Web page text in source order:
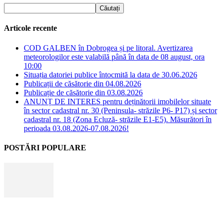
Articole recente
COD GALBEN în Dobrogea și pe litoral. Avertizarea
meteorologilor este valabilă până în data de 08 august, ora
10:00
Situația datoriei publice întocmită la data de 30.06.2026
Publicații de căsătorie din 04.08.2026
Publicație de căsătorie din 03.08.2026
ANUNȚ DE INTERES pentru deținătorii imobilelor situate
în sector cadastral nr. 30 (Peninsula- străzile P6- P17) și sector
cadastral nr. 18 (Zona Ecluză- străzile E1-E5). Măsurători în
perioada 03.08.2026-07.08.2026!
POSTĂRI POPULARE